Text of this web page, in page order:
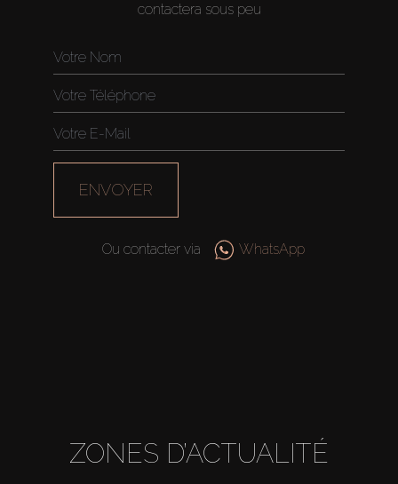
contactera sous peu
ENVOYER
Ou contacter via WhatsApp
ZONES D’ACTUALITÉ